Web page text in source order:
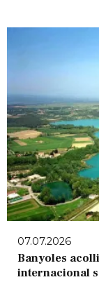
07.07.2026
Banyoles
internacional